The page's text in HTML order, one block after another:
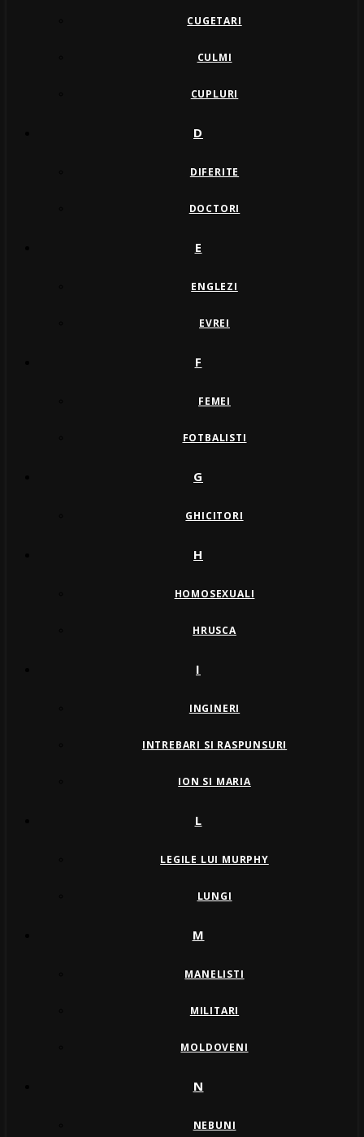
CUGETARI
CULMI
CUPLURI
D
DIFERITE
DOCTORI
E
ENGLEZI
EVREI
F
FEMEI
FOTBALISTI
G
GHICITORI
H
HOMOSEXUALI
HRUSCA
I
INGINERI
INTREBARI SI RASPUNSURI
ION SI MARIA
L
LEGILE LUI MURPHY
LUNGI
M
MANELISTI
MILITARI
MOLDOVENI
N
NEBUNI